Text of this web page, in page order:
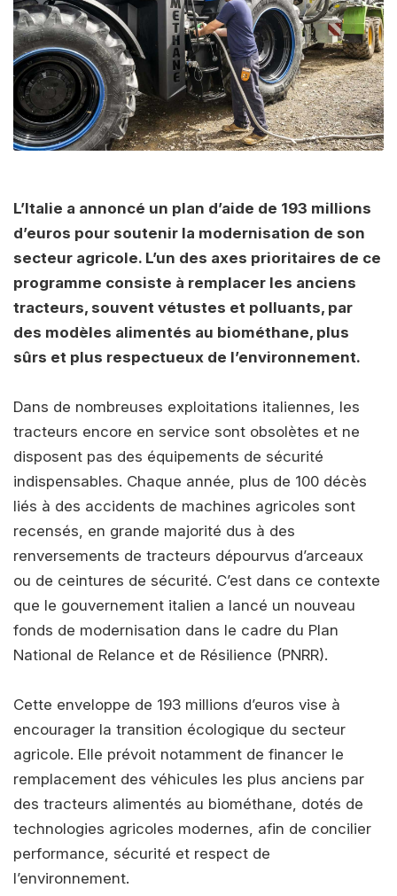
L’Italie a annoncé un plan d’aide de 193 millions
d’euros pour soutenir la modernisation de son
secteur agricole. L’un des axes prioritaires de ce
programme consiste à remplacer les anciens
tracteurs, souvent vétustes et polluants, par
des modèles alimentés au biométhane, plus
sûrs et plus respectueux de l’environnement.
Dans de nombreuses exploitations italiennes, les
tracteurs encore en service sont obsolètes et ne
disposent pas des équipements de sécurité
indispensables. Chaque année, plus de 100 décès
liés à des accidents de machines agricoles sont
recensés, en grande majorité dus à des
renversements de tracteurs dépourvus d’arceaux
ou de ceintures de sécurité. C’est dans ce contexte
que le gouvernement italien a lancé un nouveau
fonds de modernisation dans le cadre du Plan
National de Relance et de Résilience (PNRR).
Cette enveloppe de 193 millions d’euros vise à
encourager la transition écologique du secteur
agricole. Elle prévoit notamment de financer le
remplacement des véhicules les plus anciens par
des tracteurs alimentés au biométhane, dotés de
technologies agricoles modernes, afin de concilier
performance, sécurité et respect de
l’environnement.